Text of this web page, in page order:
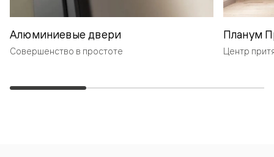
Алюминиевые двери
Совершенство в простоте
Планум
Центр